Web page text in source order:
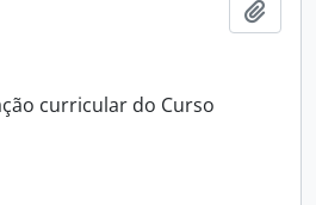
curricular do Curso